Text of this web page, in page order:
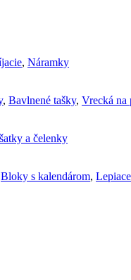
, Náramky
, Bavlnené tašky, Vrecká na
a čelenky
Bloky s kalendárom,